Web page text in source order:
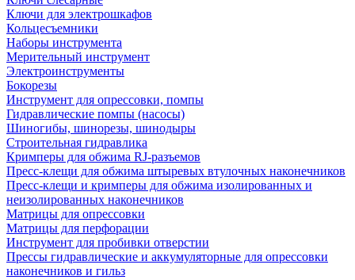
Ключи для электрошкафов
Кольцесъемники
Наборы инструмента
Мерительный инструмент
Электроинструменты
Бокорезы
Инструмент для опрессовки, помпы
Гидравлические помпы (насосы)
Шиногибы, шинорезы, шинодыры
Строительная гидравлика
Кримперы для обжима RJ-разъемов
Пресс-клещи для обжима штыревых втулочных наконечников
Пресс-клещи и кримперы для обжима изолированных и
неизолированных наконечников
Матрицы для опрессовки
Матрицы для перфорации
Инструмент для пробивки отверстии
Прессы гидравлические и аккумуляторные для опрессовки
наконечников и гильз